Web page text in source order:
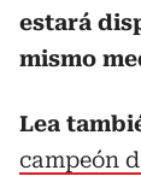
estará
mismo
Lea
campeón